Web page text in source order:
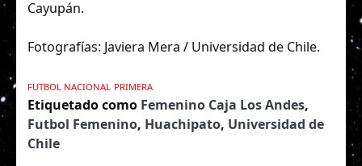
Cayupán.
Fotografías: Javiera Mera / Universidad de Chile.
FUTBOL NACIONAL PRIMERA
Etiquetado como Femenino Caja Los Andes,
Futbol Femenino, Huachipato, Universidad de
Chile